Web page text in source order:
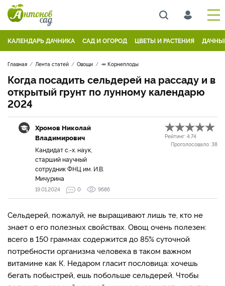
КАЛЕНДАРЬ ДАЧНИКА САД И ОГОРОД ЦВЕТЫ И РАСТЕНИЯ
Главная Лента статей Овощи 🥕 Корнеплоды
Когда посадить сельдерей на рассаду и в
открытый грунт по лунному календарю
2024
Хромов Николай
Владимирович
Кандидат с.-х. наук,
старший научный
сотрудник ФНЦ им. И.В.
Мичурина
Рейтинг: 4.74
Проголосовало: 38
19.01.2024 0 9686
Сельдерей, пожалуй, не выращивают лишь те, кто не
знает о его полезных свойствах. Овощ очень полезен:
всего в 150 граммах содержится до 85% суточной
потребности организма человека в таком важном
витамине как К. Недаром гласит пословица: хочешь
бегать побыстрей, ешь побольше сельдерей. Чтобы